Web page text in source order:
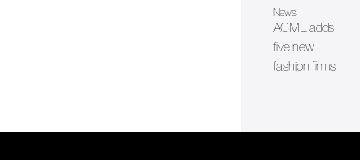
News
ACME adds
five new
fashion firms